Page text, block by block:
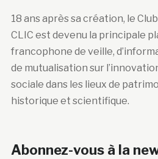
18 ans après sa création, le
CLIC est devenu la principale
francophone de veille,
de mutualisation sur
sociale dans les lieux de
historique et scientifique.
Abonnez-vous à la